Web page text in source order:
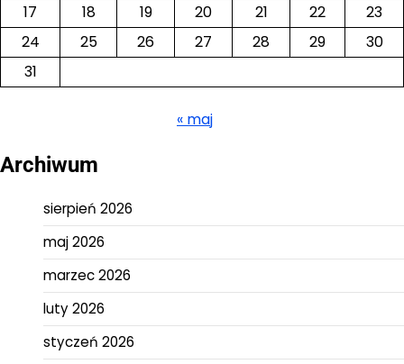
17
18 19 20 21 22
23
24
25 26 27 28 29
30
31
« maj
Archiwum
sierpień 2026
maj 2026
marzec 2026
luty 2026
styczeń 2026